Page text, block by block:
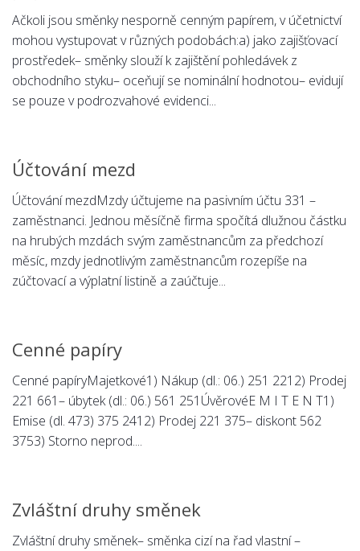
Občanská nauka
Pedagogika
Právo
Psychologie a Sociologie
Technika
Účetnictví
Zdravotnictví
Zeměpis
Novinky
Ačkoli jsou směnky nesporně cenným papírem, v účetnictví
mohou vystupovat v různých podobách:a) jako zajišťovací
prostředek– směnky slouží k zajištění pohledávek z
obchodního styku– oceňují se nominální hodnotou– evidují
se pouze v podrozvahové evidenci...
Účtování mezd
Účtování mezdMzdy účtujeme na pasivním účtu 331 –
zaměstnanci. Jednou měsíčně firma spočítá dlužnou částku
na hrubých mzdách svým zaměstnancům za předchozí
měsíc, mzdy jednotlivým zaměstnancům rozepíše na
zúčtovací a výplatní listině a zaúčtuje...
Cenné papíry
Cenné papíryMajetkové1) Nákup (dl.: 06.) 251 2212) Prodej
221 661– úbytek (dl.: 06.) 561 251ÚvěrovéE M I T E N T1)
Emise (dl. 473) 375 2412) Prodej 221 375– diskont 562
3753) Storno neprod....
Zvláštní druhy směnek
Zvláštní druhy směnek– směnka cizí na řad vlastní –